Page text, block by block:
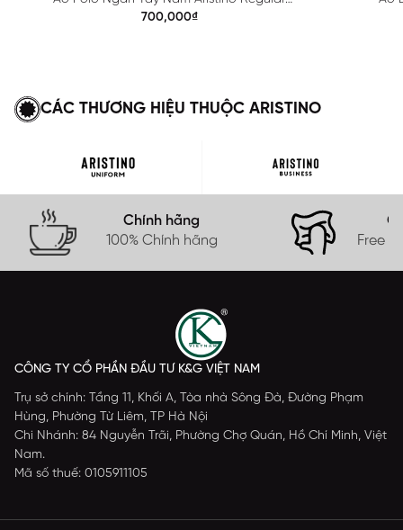
APS615EDP01
700,000₫
CÁC THƯƠNG HIỆU THUỘC ARISTINO
Chính hãng
100% Chính hãng
Free
CÔNG TY CỔ PHẦN ĐẦU TƯ K&G VIỆT NAM
Trụ sở chính: Tầng 11, Khối A, Tòa nhà Sông Đà, Đường Phạm
Hùng, Phường Từ Liêm, TP Hà Nội
Chi Nhánh: 84 Nguyễn Trãi, Phường Chợ Quán, Hồ Chí Minh, Việt
Nam.
Mã số thuế: 0105911105